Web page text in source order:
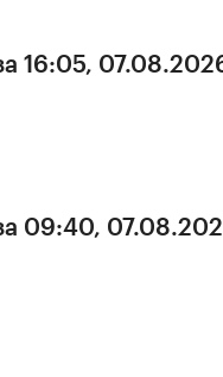
16:05,
09:40,